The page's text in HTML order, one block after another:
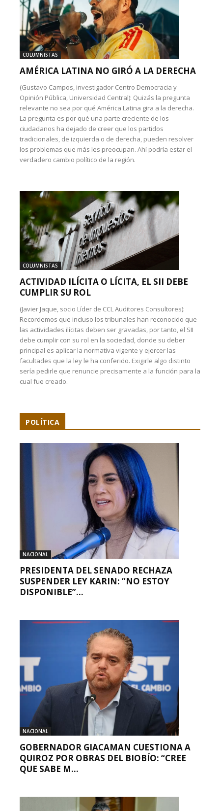
COLUMNISTAS
AMÉRICA LATINA NO GIRÓ A LA DERECHA
(Gustavo Campos, investigador Centro Democracia y
Opinión Pública, Universidad Central): Quizás la pregunta
relevante no sea por qué América Latina gira a la derecha.
La pregunta es por qué una parte creciente de los
ciudadanos ha dejado de creer que los partidos
tradicionales, de izquierda o de derecha, pueden resolver
los problemas que más les preocupan. Ahí podría estar el
verdadero cambio político de la región.
COLUMNISTAS
ACTIVIDAD ILÍCITA O LÍCITA, EL SII DEBE
CUMPLIR SU ROL
(Javier Jaque, socio Líder de CCL Auditores Consultores):
Recordemos que incluso los tribunales han reconocido que
las actividades ilícitas deben ser gravadas, por tanto, el SII
debe cumplir con su rol en la sociedad, donde su deber
principal es aplicar la normativa vigente y ejercer las
facultades que la ley le ha conferido. Exigirle algo distinto
sería pedirle que renuncie precisamente a la función para la
cual fue creado.
POLÍTICA
NACIONAL
PRESIDENTA DEL SENADO RECHAZA
SUSPENDER LEY KARIN: “NO ESTOY
DISPONIBLE”...
NACIONAL
GOBERNADOR GIACAMAN CUESTIONA A
QUIROZ POR OBRAS DEL BIOBÍO: “CREE
QUE SABE M...